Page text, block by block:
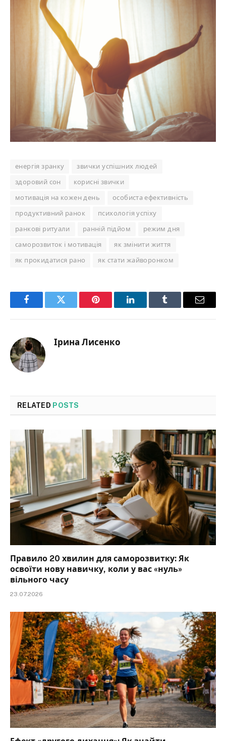
енергія зранку звички успішних людей
здоровий сон корисні звички
мотивація на кожен день особиста ефективність
продуктивний ранок психологія успіху
ранкові ритуали ранній підйом режим дня
саморозвиток і мотивація як змінити життя
як прокидатися рано як стати жайворонком
FacebookTwitter Pinterest LinkedInTumblr Email
Ірина Лисенко
RELATED POSTS
Правило 20 хвилин для саморозвитку: Як
освоїти нову навичку, коли у вас «нуль»
вільного часу
23.07.2026